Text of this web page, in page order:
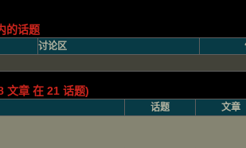
的话题
讨论区
文章 在 21 话题)
话题 文章